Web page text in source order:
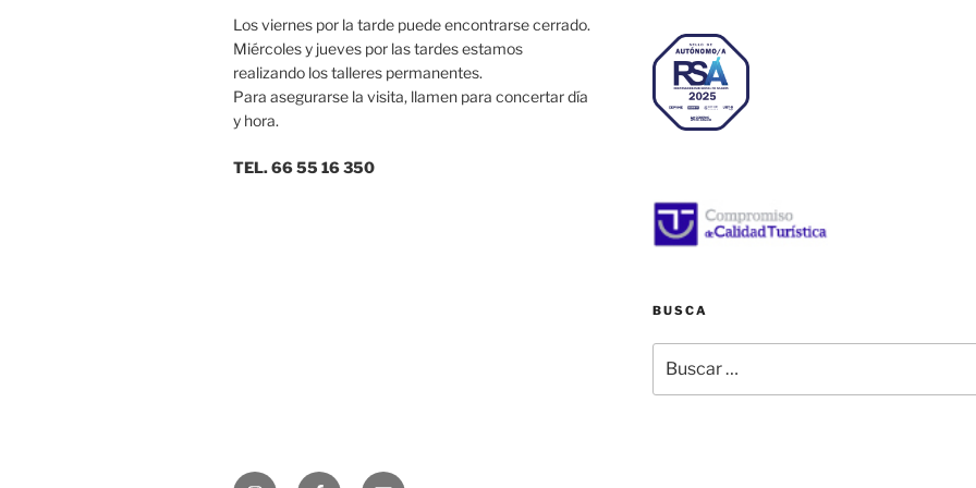
Los viernes por la tarde puede encontrarse cerrado.
Miércoles y jueves por las tardes estamos
realizando los talleres permanentes.
Para asegurarse la visita, llamen para concertar día
y hora.
TEL.66 55 16 350
BUSCA
por: